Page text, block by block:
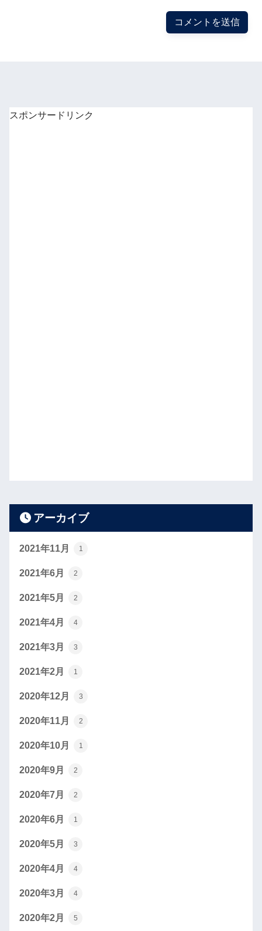
スポンサードリンク
アーカイブ
2021年11月 1
2021年6月 2
2021年5月 2
2021年4月 4
2021年3月 3
2021年2月 1
2020年12月 3
2020年11月 2
2020年10月 1
2020年9月 2
2020年7月 2
2020年6月 1
2020年5月 3
2020年4月 4
2020年3月 4
2020年2月 5